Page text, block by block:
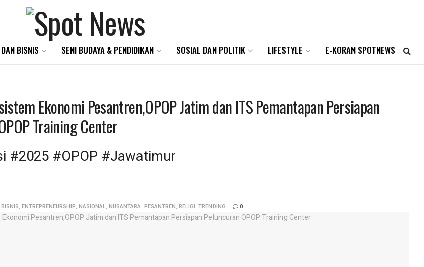
BISNIS SENI BUDAYA & PENDIDIKAN SOSIAL DAN POLITIK LIFESTYLE E-KORAN SPOTNEWS
Ekonomi Pesantren,OPOP Jatim dan ITS Pemantapan Persiapan
Training Center
#2025 #OPOP #Jawatimur
, ENTREPRENEURSHIP, NASIONAL, NUSANTARA, PESANTREN, RELIGI, TRENDING 0